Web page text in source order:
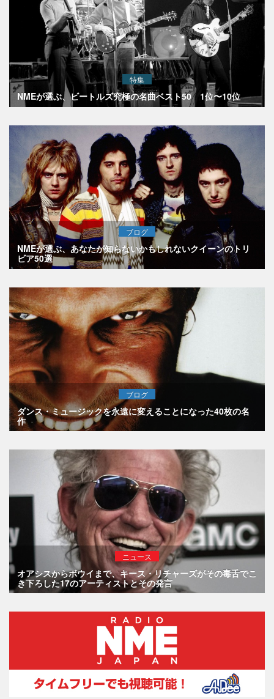
特集
NMEが選ぶ、ビートルズ究極の名曲ベスト50 1位〜10位
ブログ
NMEが選ぶ、あなたが知らないかもしれないクイーンのトリ
ビア50選
ブログ
ダンス・ミュージックを永遠に変えることになった40枚の名
作
ニュース
オアシスからボウイまで、キース・リチャーズがその毒舌でこ
き下ろした17のアーティストとその発言